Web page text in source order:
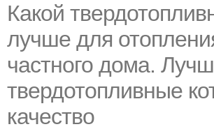
Какой
лучше для
частного дома.
твердотопливные
качество